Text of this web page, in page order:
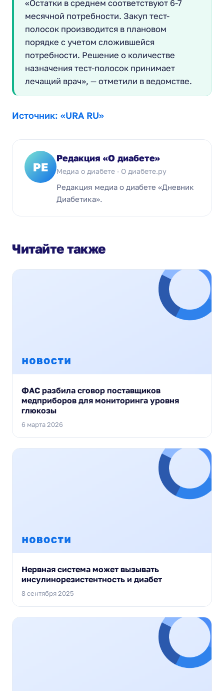
«Остатки в среднем соответствуют 6-7
месячной потребности. Закуп тест-
полосок производится в плановом
порядке с учетом сложившейся
потребности. Решение о количестве
назначения тест-полосок принимает
лечащий врач», — отметили в ведомстве.
Источник: «URA RU»
РЕ
Редакция «О диабете»
Медиа о диабете · О диабете.ру
Редакция медиа о диабете «Дневник
Диабетика».
Читайте также
ФАС разбила сговор поставщиков
медприборов для мониторинга уровня
глюкозы
6 марта 2026
Нервная система может вызывать
инсулинорезистентность и диабет
8 сентября 2025